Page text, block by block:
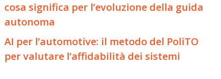
cosa significa per l’evoluzione della guida
autonoma
AI per l’automotive: il metodo del PoliTO
per valutare l’affidabilità dei sistemi